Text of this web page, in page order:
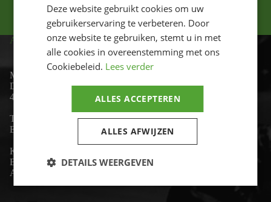
ADRES
Motor-id
De Lind 17
4841 KC Prinsenbeek
Telefoon:
+31 (0)76 - 54 11 888
Email:
wim@motor-id.nl
K.v.K: 80530338
B.T.W-nummer: NL861703947B01
Algemene voorwaarden
Deze website gebruikt cookies om uw
gebruikerservaring te verbeteren. Door
onze website te gebruiken, stemt u in met
alle cookies in overeenstemming met ons
Cookiebeleid. Lees verder
ALLES ACCEPTEREN
ALLES AFWIJZEN
DETAILS WEERGEVEN